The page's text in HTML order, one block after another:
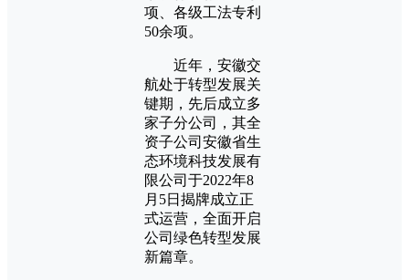
项、各级工法专利
50余项。
近年，安徽交
航处于转型发展关
键期，先后成立多
家子分公司，其全
资子公司安徽省生
态环境科技发展有
限公司于2022年8
月5日揭牌成立正
式运营，全面开启
公司绿色转型发展
新篇章。